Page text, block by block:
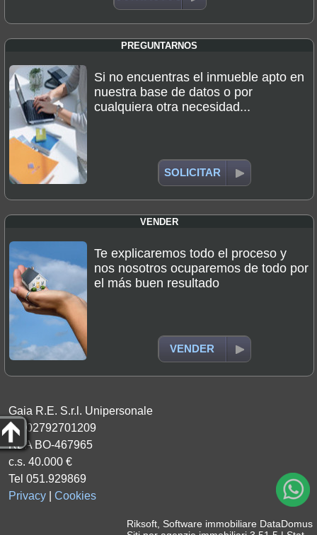
PREGUNTARNOS
Si no encuentras el inmueble apto en
nuestra base de datos o por
cualquiera otra necesidad...
SOLICITAR
VENDER
Te explicaremos todo el proceso y
nos nosotros ocuparemos de todo por
el más buen resultado
VENDER
Gaia R.E. S.r.l. Unipersonale
P.I. 02792701209
REA BO-467965
c.s. 40.000 €
Tel 051.929869
Privacy
Cookies
Riksoft Software immobiliare DataDomus